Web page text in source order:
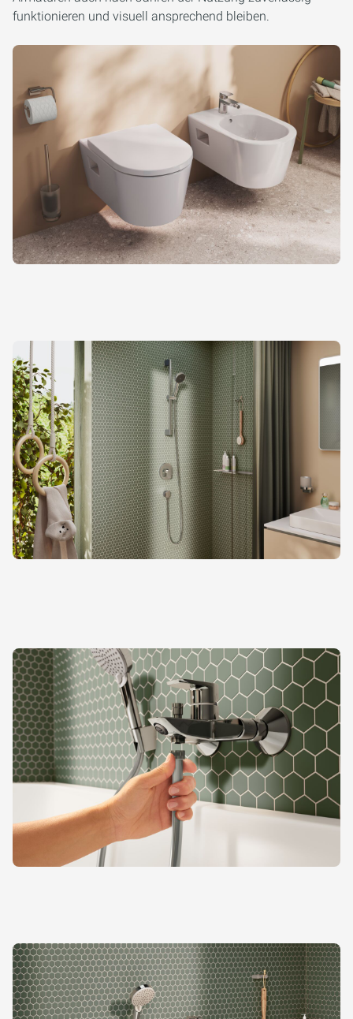
funktionieren und visuell ansprechend bleiben.